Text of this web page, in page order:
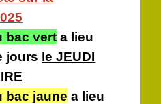
bac vert a lieu
jours le JEUDI
bac jaune a lieu